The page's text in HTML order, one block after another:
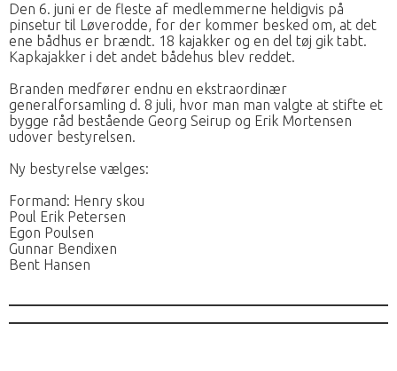
Den 6. juni er de fleste af medlemmerne heldigvis på
pinsetur til Løverodde, for der kommer besked om, at det
ene bådhus er brændt. 18 kajakker og en del tøj gik tabt.
Kapkajakker i det andet bådehus blev reddet.
Branden medfører endnu en ekstraordinær
generalforsamling d. 8 juli, hvor man man valgte at stifte et
bygge råd bestående Georg Seirup og Erik Mortensen
udover bestyrelsen.
Ny bestyrelse vælges:
Formand: Henry skou
Poul Erik Petersen
Egon Poulsen
Gunnar Bendixen
Bent Hansen